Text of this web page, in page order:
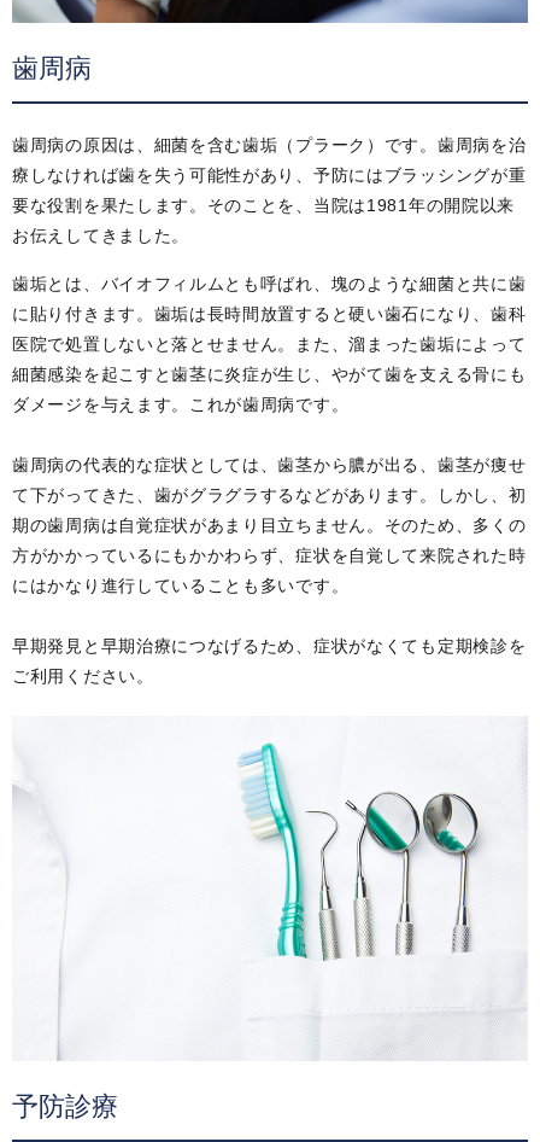
歯周病
歯周病の原因は、細菌を含む歯垢（プラーク）です。歯周病を治
療しなければ歯を失う可能性があり、予防にはブラッシングが重
要な役割を果たします。そのことを、当院は1981年の開院以来
お伝えしてきました。
歯垢とは、バイオフィルムとも呼ばれ、塊のような細菌と共に歯
に貼り付きます。歯垢は長時間放置すると硬い歯石になり、歯科
医院で処置しないと落とせません。また、溜まった歯垢によって
細菌感染を起こすと歯茎に炎症が生じ、やがて歯を支える骨にも
ダメージを与えます。これが歯周病です。
歯周病の代表的な症状としては、歯茎から膿が出る、歯茎が痩せ
て下がってきた、歯がグラグラするなどがあります。しかし、初
期の歯周病は自覚症状があまり目立ちません。そのため、多くの
方がかかっているにもかかわらず、症状を自覚して来院された時
にはかなり進行していることも多いです。
早期発見と早期治療につなげるため、症状がなくても定期検診を
ご利用ください。
予防診療